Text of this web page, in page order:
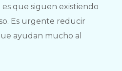
que siguen existiendo
Es urgente reducir
ayudan mucho al